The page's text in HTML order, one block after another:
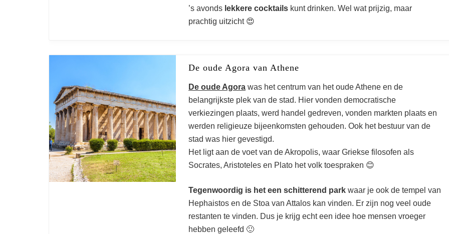
’s avonds lekkere cocktails kunt drinken. Wel wat prijzig, maar
prachtig uitzicht 😍
De oude Agora van Athene
De oude Agora was het centrum van het oude Athene en de
belangrijkste plek van de stad. Hier vonden democratische
verkiezingen plaats, werd handel gedreven, vonden markten plaats en
werden religieuze bijeenkomsten gehouden. Ook het bestuur van de
stad was hier gevestigd.
Het ligt aan de voet van de Akropolis, waar Griekse filosofen als
Socrates, Aristoteles en Plato het volk toespraken 😊
Tegenwoordig is het een schitterend park waar je ook de tempel van
Hephaistos en de Stoa van Attalos kan vinden. Er zijn nog veel oude
restanten te vinden. Dus je krijg echt een idee hoe mensen vroeger
hebben geleefd 🙂